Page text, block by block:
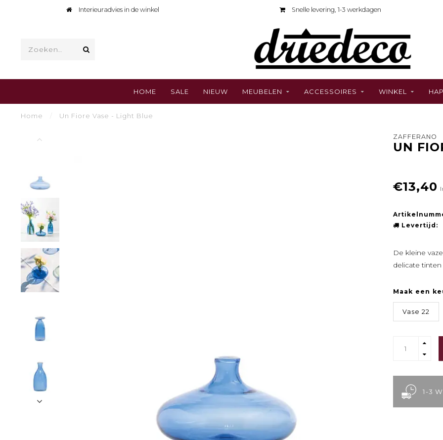
Interieuradvies in de winkel Snelle levering, 1-3 werkdagen
HOME SALE NIEUW MEUBELEN ACCESSOIRES WINKEL
Home Un Fiore Vase - Light Blue
ZAFFERANO
UN
€13,40
Levertijd:
De kleine
delicate
Maak een
Vase 22
1-3